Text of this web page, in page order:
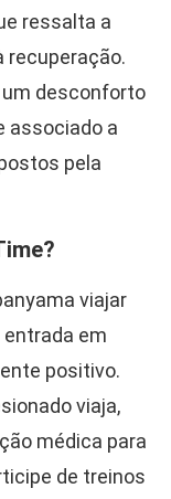
ressalta a
recuperação.
desconforto
associado a
pela
viajar
em
positivo.
viaja,
médica para
de treinos